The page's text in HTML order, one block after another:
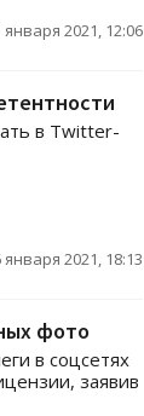
января 2021, 12:06
в Twitter-
января 2021, 18:13
фото
в соцсетях
заявив